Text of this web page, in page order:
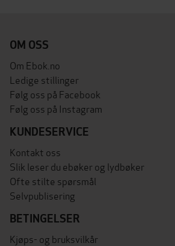
OM OSS
Om Ebok.no
Ledige stillinger
Følg oss på Facebook
Følg oss på Instagram
KUNDESERVICE
Kontakt oss
Slik leser du ebøker og lydbøker
Ofte stilte spørsmål
Selvpublisering
BETINGELSER
Kjøps- og bruksvilkår